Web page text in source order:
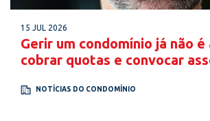
15 JUL 2026
Gerir um condomínio já não é
cobrar quotas e convocar
NOTÍCIAS DO CONDOMÍNIO